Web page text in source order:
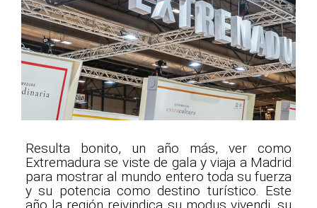
Resulta bonito, un año más, ver como
Extremadura se viste de gala y viaja a Madrid
para mostrar al mundo entero toda su fuerza
y su potencia como destino turístico. Este